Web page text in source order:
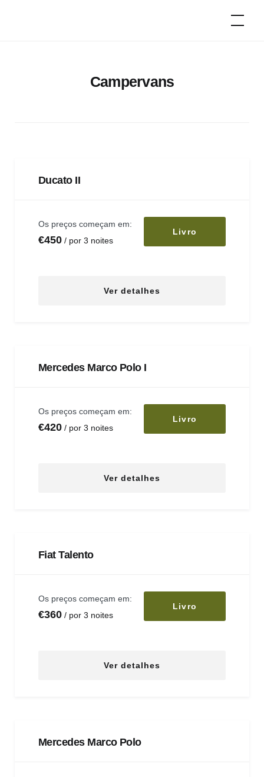
Campervans
Ducato II
Os preços começam em:
€450 por 3 noites
Livro
Ver detalhes
Mercedes Marco Polo I
Os preços começam em:
€420 por 3 noites
Livro
Ver detalhes
Fiat Talento
Os preços começam em:
€360 por 3 noites
Livro
Ver detalhes
Mercedes Marco Polo